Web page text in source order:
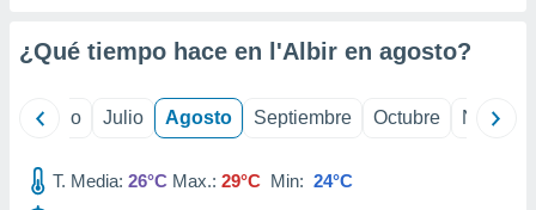
1199
¿Qué tiempo hace en l'Albir en agosto?
Junio Julio Agosto Septiembre Octubre
T. Media: 26°C Max.: 29°C Min: 24°C